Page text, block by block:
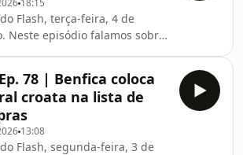
internacional.
18:15
Flash, terça-feira, 4 de
Neste episódio falamos sobre
do Milan. A saída de dois
do Real Madrid para o Fulham
de destaque do
internacional.
78 | Benfica coloca
croata na lista de
13:08
Flash, segunda-feira, 3 de